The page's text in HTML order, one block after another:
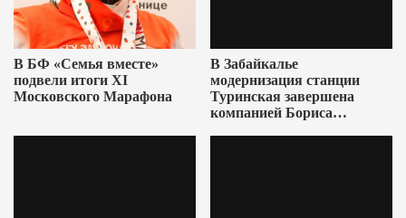
В БФ «Семья вместе»
подвели итоги XI
Московского Марафона
В Забайкалье
модернизация станции
Туринская завершена
компанией Бориса